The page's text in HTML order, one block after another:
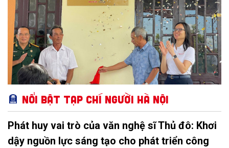
Nổi bật Tạp chí Người Hà Nội
Phát huy vai trò của văn nghệ sĩ Thủ đô: Khơi
dậy nguồn lực sáng tạo cho phát triển công